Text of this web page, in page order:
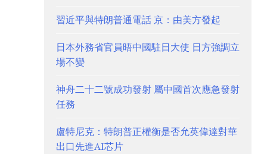
習近平與特朗普通電話 京：由美方發起
日本外務省官員晤中國駐日大使 日方強調立
場不變
神舟二十二號成功發射 屬中國首次應急發射
任務
盧特尼克：特朗普正權衡是否允英偉達對華
出口先進AI芯片